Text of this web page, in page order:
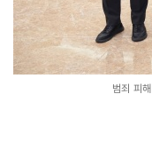
범죄 피